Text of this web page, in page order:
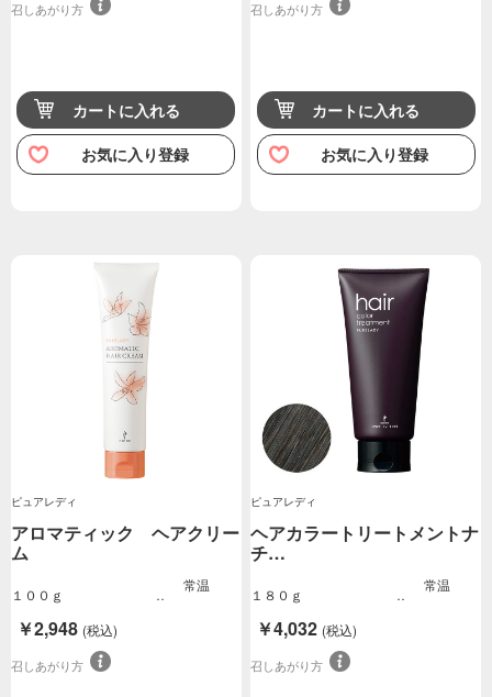
召しあがり方
カートに入れる
お気に入り登録
召しあがり方
カートに入れる
お気に入り登録
ピュアレディ
アロマティック ヘアクリー
ム
１００ｇ 常温
￥2,948 (税込)
召しあがり方
ピュアレディ
ヘアカラートリートメントナ
チ…
１８０ｇ 常温
￥4,032 (税込)
召しあがり方